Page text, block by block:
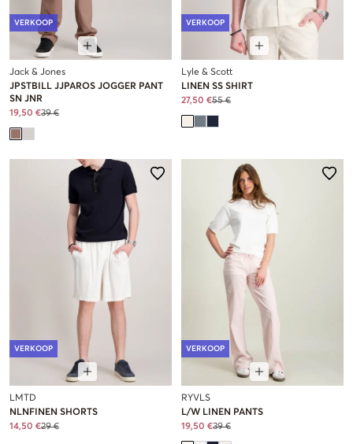
VERKOOP
Jack & Jones
JPSTBILL JJPAROS JOGGER PANT
SN JNR
19,50 €39 €
VERKOOP
Lyle & Scott
LINEN SS SHIRT
27,50 €55 €
VERKOOP
LMTD
NLNFINEN SHORTS
14,50 €29 €
VERKOOP
RYVLS
L/W LINEN PANTS
19,50 €39 €